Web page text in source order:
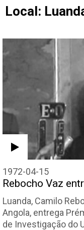
Local:
1972-04-15
Rebocho Vaz
Luanda, Camilo
Angola, entrega
de Investigação do